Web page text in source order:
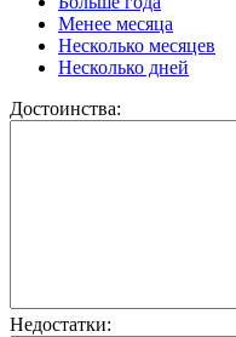
Менее месяца
Несколько месяцев
Несколько дней
Достоинства:
Недостатки: